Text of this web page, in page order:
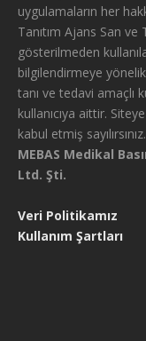
uygulamaların her
Tanıtım Ajans San ve
gösterilmeden
bilgilendirmeye
tanı ve tedavi amaçlı
kullanıcıya aittir.
kabul etmiş sayılırsınız.
MEBAS Medikal
Ltd. Şti.
Veri Politikamız
Kullanım Şartları